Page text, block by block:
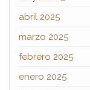
abril 2025
marzo 2025
febrero 2025
enero 2025